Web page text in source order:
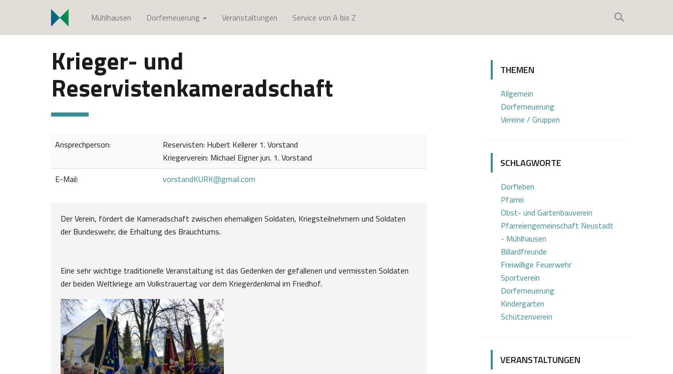
i
Mühlhausen Dorferneuerung Veranstaltungen Service von A bis Z
Krieger- und
Reservistenkameradschaft
Ansprechperson:
Reservisten: Hubert Kellerer 1. Vorstand
Kriegerverein: Michael Eigner jun. 1. Vorstand
E-Mail:
vorstandKURK@gmail.com
Der Verein, fördert die Kameradschaft zwischen ehemaligen Soldaten, Kriegsteilnehmern und Soldaten
der Bundeswehr, die Erhaltung des Brauchtums.
Eine sehr wichtige traditionelle Veranstaltung ist das Gedenken der gefallenen und vermissten Soldaten
der beiden Weltkriege am Volkstrauertag vor dem Kriegerdenkmal im Friedhof.
THEMEN
Allgemein
Dorferneuerung
Vereine / Gruppen
SCHLAGWORTE
Dorfleben
Pfarrei
Obst- und Gartenbauverein
Pfarreiengemeinschaft Neustadt
- Mühlhausen
Billardfreunde
Freiwillige Feuerwehr
Sportverein
Dorferneuerung
Kindergarten
Schützenverein
VERANSTALTUNGEN